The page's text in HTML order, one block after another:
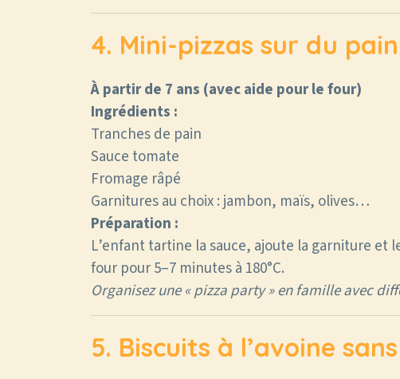
4. Mini-pizzas sur du
À partir de 7 ans (avec aide pour le four)
Ingrédients :
Tranches de pain
Sauce tomate
Fromage râpé
Garnitures au choix : jambon, maïs, olives…
Préparation :
L’enfant tartine la sauce, ajoute la garniture et
four pour 5–7 minutes à 180°C.
Organisez une « pizza party » en famille avec
5. Biscuits à l’avoine